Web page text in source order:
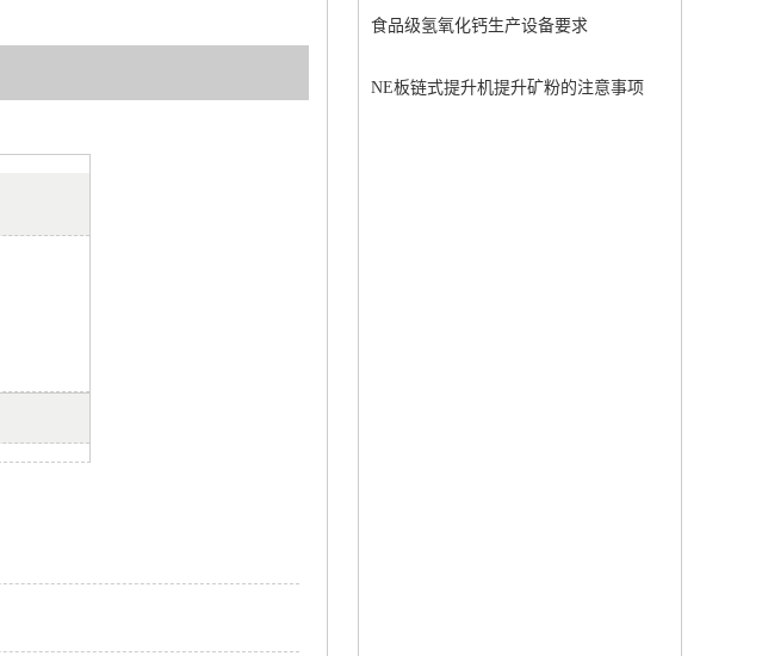
食品级氢氧化钙生产设备要求
NE板链式提升机提升矿粉的注意事项